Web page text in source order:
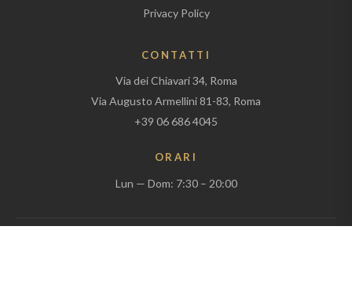
Privacy Policy
CONTATTI
Via dei Chiavari 34, Roma
Via Augusto Armellini 81-83, Roma
+39 06 686 4045
ORARI
Lun — Dom: 7:30 – 20:00